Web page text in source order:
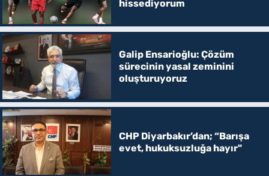
hissediyorum
Galip Ensarioğlu: Çözüm
sürecinin yasal zeminini
oluşturuyoruz
CHP Diyarbakır’dan; “Barışa
evet, hukuksuzluğa hayır"